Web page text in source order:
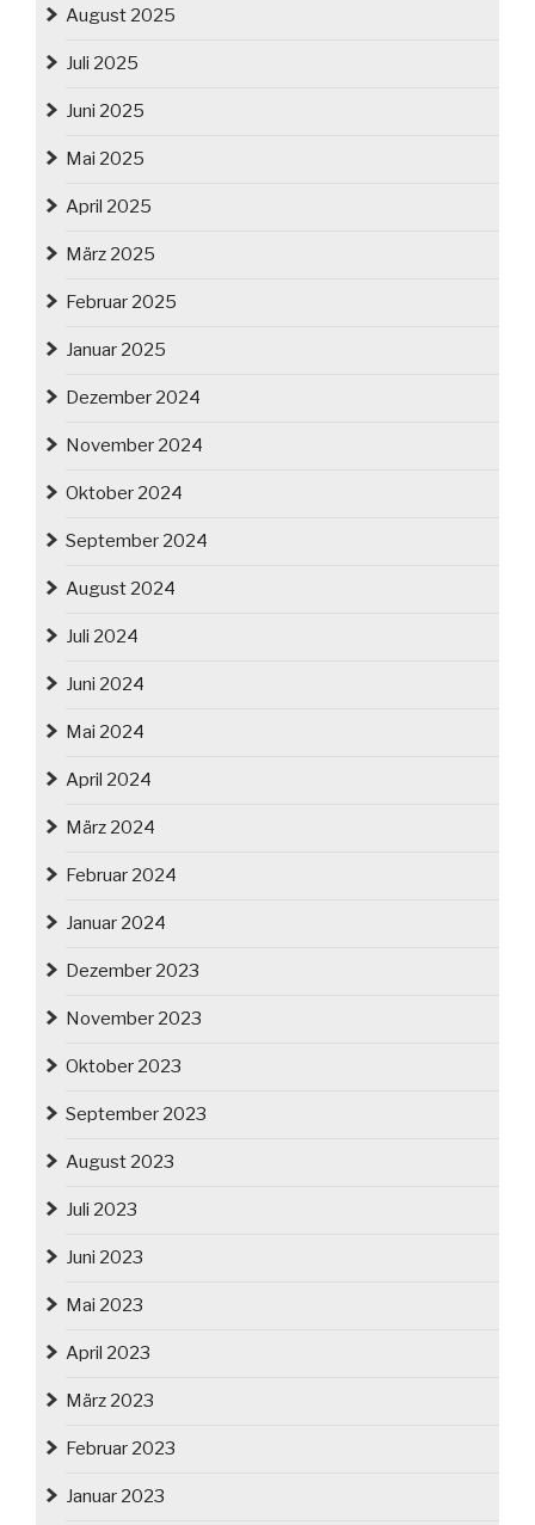
August 2025
Juli 2025
Juni 2025
Mai 2025
April 2025
März 2025
Februar 2025
Januar 2025
Dezember 2024
November 2024
Oktober 2024
September 2024
August 2024
Juli 2024
Juni 2024
Mai 2024
April 2024
März 2024
Februar 2024
Januar 2024
Dezember 2023
November 2023
Oktober 2023
September 2023
August 2023
Juli 2023
Juni 2023
Mai 2023
April 2023
März 2023
Februar 2023
Januar 2023